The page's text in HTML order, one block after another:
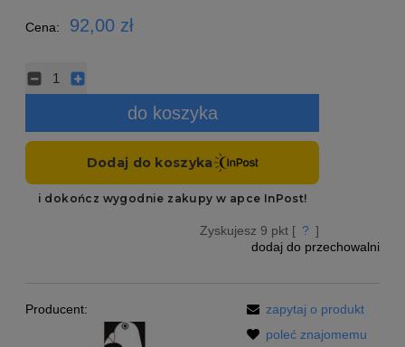
Cena: 92,00 zł
do koszyka
Zyskujesz 9 pkt [ ? ]
dodaj do przechowalni
Producent:
zapytaj o produkt
poleć znajomemu